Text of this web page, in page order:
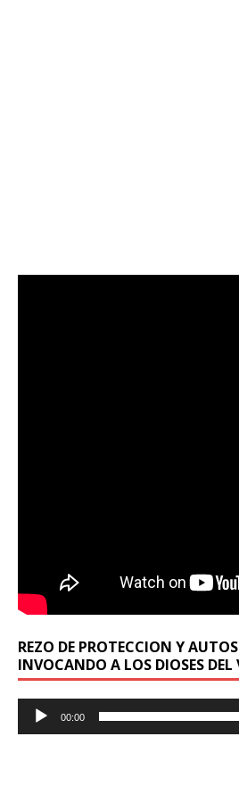
REZO DE PROTECCION Y
INVOCANDO A LOS DIOSES DEL
Reproductor
00:00